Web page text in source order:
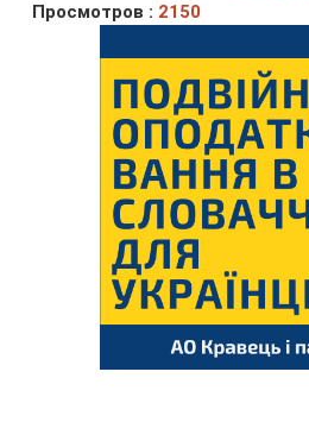
Просмотров : 2150